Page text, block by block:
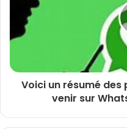
Voici un résumé
venir sur